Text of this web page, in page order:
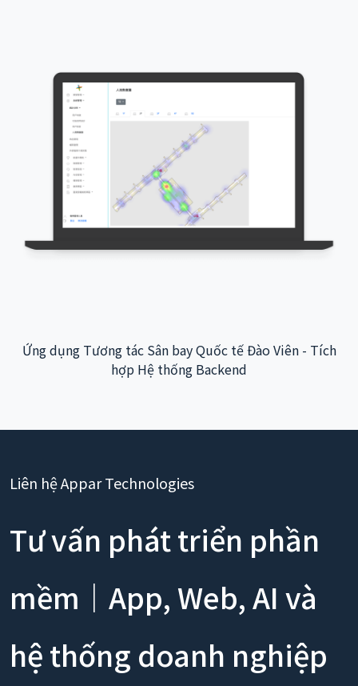
Ứng dụng Tương tác Sân bay Quốc tế Đào Viên - Tích
hợp Hệ thống Backend
Liên hệ Appar Technologies
Tư vấn phát triển phần
mềm｜App, Web, AI và
hệ thống doanh nghiệp